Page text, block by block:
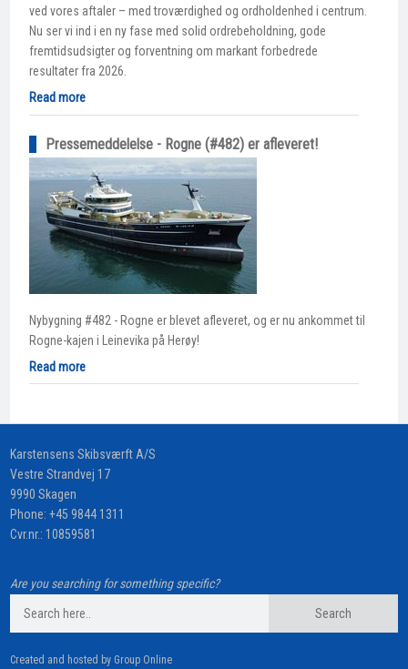
ved vores aftaler – med troværdighed og ordholdenhed i centrum.
Nu ser vi ind i en ny fase med solid ordrebeholdning, gode
fremtidsudsigter og forventning om markant forbedrede
resultater fra 2026.
Read more
Pressemeddelelse - Rogne (#482) er afleveret!
Nybygning #482 - Rogne er blevet afleveret, og er nu ankommet til
Rogne-kajen i Leinevika på Herøy!
Read more
​Karstensens Skibsværft A/S
Vestre Strandvej 17
9990 Skagen
Phone: +45 9844 1311
Cvr.nr.: 10859581
Are you searching for something specific?
Created and hosted by Group Online